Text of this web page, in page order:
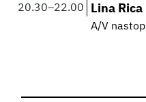
20.30–22.00
Lina Rica
A/V nastop